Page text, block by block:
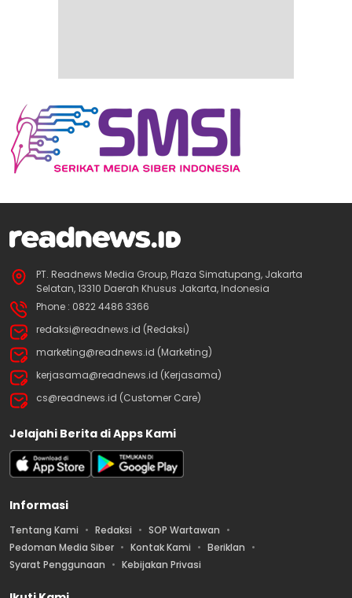
PT. Readnews Media Group, Plaza Simatupang, Jakarta
Selatan, 13310 Daerah Khusus Jakarta, Indonesia
Phone : 0822 4486 3366
redaksi@readnews.id (Redaksi)
marketing@readnews.id (Marketing)
kerjasama@readnews.id (Kerjasama)
cs@readnews.id (Customer Care)
Jelajahi Berita di Apps Kami
Informasi
Tentang Kami Redaksi
SOP Wartawan
Pedoman Media Siber
Kontak Kami
Beriklan
Syarat Penggunaan
Kebijakan Privasi